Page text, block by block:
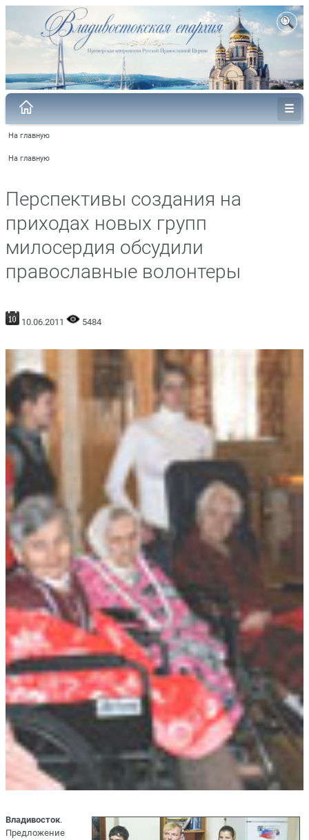
На главную
На главную
Перспективы создания на
приходах новых групп
милосердия обсудили
православные волонтеры
10.06.2011 5484
Владивосток.
Предложение